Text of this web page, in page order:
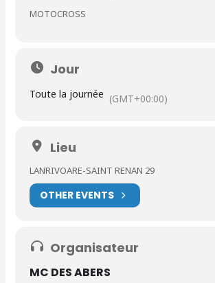
MOTOCROSS
Jour
Toute la journée (GMT+00:00)
Lieu
LANRIVOARE-SAINT RENAN 29
OTHER EVENTS
Organisateur
MC DES ABERS